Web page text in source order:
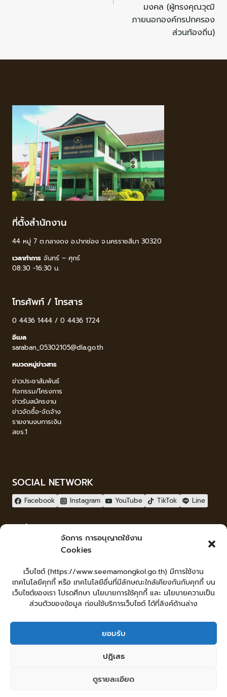
จัดการ การอนุญาตใช้งาน
Cookies
เว็บไซต์ (https://www.seemamongkol.go.th) มีการใช้งาน
เทคโนโลยีคุกกี้ หรือ เทคโนโลยีอื่นที่มีลักษณะใกล้เคียงกันกับคุกกี้ บน
เว็บไซต์ของเรา โปรดศึกษา นโยบายการใช้คุกกี้ และ นโยบายความเป็น
ส่วนตัวของข้อมูล ก่อนใช้บริการเว็บไซต์ ได้ที่ลิงค์ด้านล่าง
ยอมรับ
ปฏิเสธ
ดูรายละเอียด
มงคล (ผู้ทรงคุณวุฒิ
ภายนอกองค์กรปกครอง
ส่วนท้องถิ่น)
ที่ตั้งสำนักงาน
44 หมู่ 7 ต.กลางดง อ.ปากช่อง จ.นครราชสีมา 30320
เวลาทำการ จันทร์ – ศุกร์
08:30 -16:30 น.
โทรศัพท์ / โทรสาร
0 4436 1444 / 0 4436 1724
อีเมล
saraban_05302105@dla.go.th
หมวดหมู่ข่าวสาร
ข่าวประชาสัมพันธ์
กิจกรรม/โครงการ
ข่าวรับสมัครงาน
ข่าวจัดซื้อ-จัดจ้าง
รายงานงบการเงิน
สขร.1
SOCIAL NETWORK
Facebook Instagram YouTube TikTok Line
18
LopburiWebdesign.com
Login
เข้าสู่ระบบ
หน้าหลัก ยื่นคำร้องทั่วไป
ร้องเรียน-ร้องทุกข์ แสดงความคิดเห็น
ศูนย์ข้อมูลข่าวสารเทศบาลตำบลสีมามงคล